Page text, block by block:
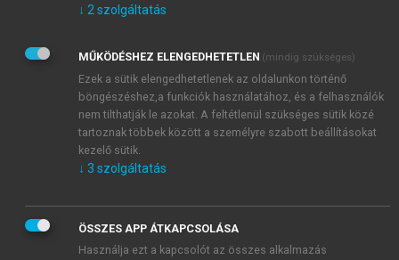
Kérek értesítést az Akadémiai Kiadó Zrt. újdonságairól,
Adatkezelési tájékoztatóbanfoglaltakat tudomásul
veszem és elfogadom.
Általános vásárlási feltételeket, valamint a szotar.netés a
mersz.huoldalak licencszerződéseiben foglaltakat
tudomásul veszem és elfogadom.
KIPRÓBÁLOM
↓ 2 szolgáltatás
MŰKÖDÉSHEZ ELENGEDHETETLEN (mindig szükséges)
Ezek a sütik elengedhetetlenek az oldalunkon történő
böngészéshez,a funkciók használatához, és a felhasználók
nem tilthatják le azokat. A feltétlenül szükséges sütik közé
tartoznak többek között a személyre szabott beállításokat
kezelő sütik.
↓ 3 szolgáltatás
ÖSSZES APP ÁTKAPCSOLÁSA
Használja ezt a kapcsolót az összes alkalmazás